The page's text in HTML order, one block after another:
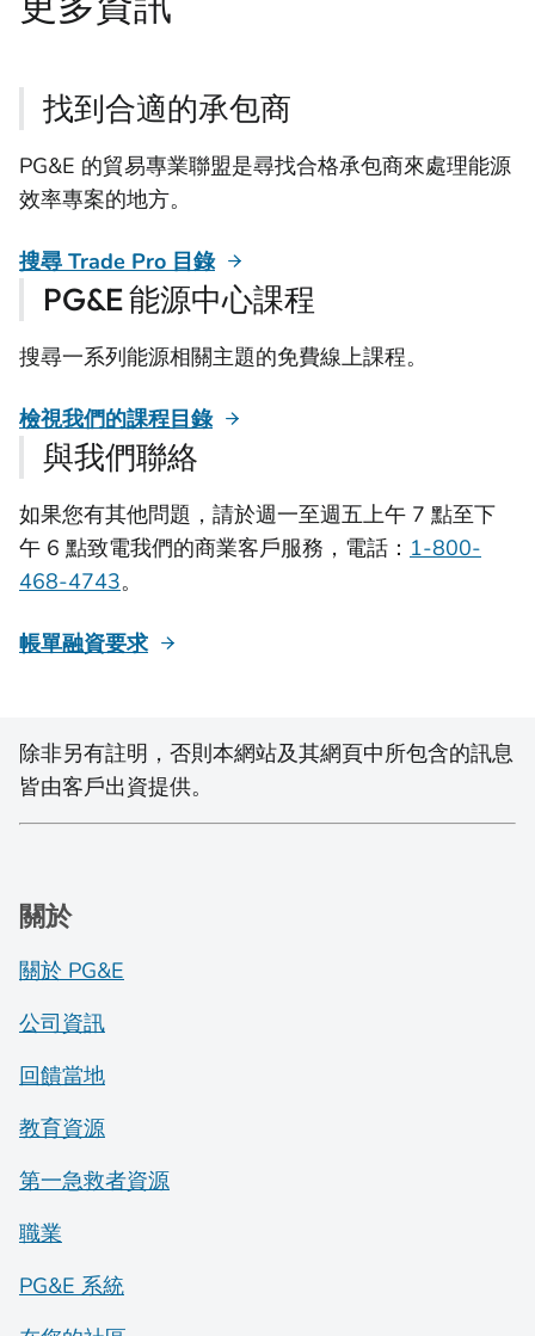
找到合適的承包商
PG&E 的貿易專業聯盟是尋找合格承包商來處理能源
效率專案的地方。
搜尋 Trade Pro 目錄
PG&E 能源中心課程
搜尋一系列能源相關主題的免費線上課程。
檢視我們的課程目錄
與我們聯絡
如果您有其他問題，請於週一至週五上午 7 點至下
午 6 點致電我們的商業客戶服務，電話： 1-800-
468-4743。
帳單融資要求
除非另有註明，否則本網站及其網頁中所包含的訊息
皆由客戶出資提供。
關於
關於 PG&E
公司資訊
回饋當地
教育資源
第一急救者資源
職業
PG&E 系統